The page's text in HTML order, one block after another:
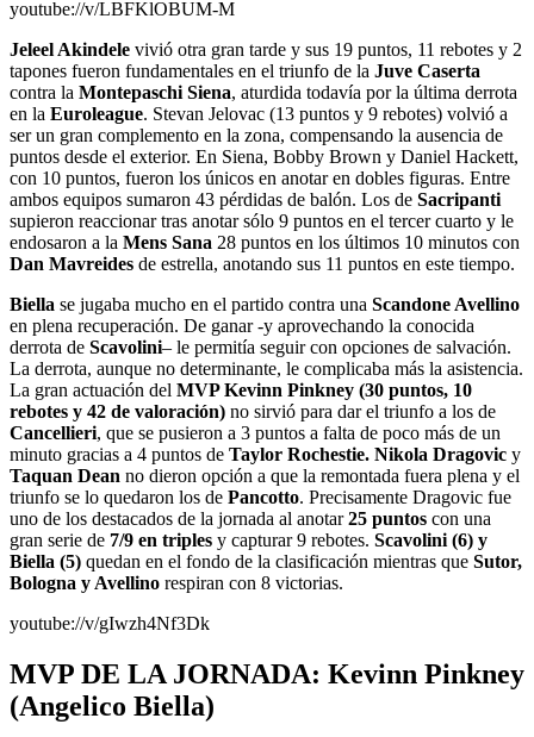
youtube://v/LBFKlOBUM-M
Jeleel Akindele vivió otra gran tarde y sus 19 puntos, 11 rebotes y 2
tapones fueron fundamentales en el triunfo de la Juve Caserta
contra la Montepaschi Siena, aturdida todavía por la última derrota
en la Euroleague. Stevan Jelovac (13 puntos y 9 rebotes) volvió a
ser un gran complemento en la zona, compensando la ausencia de
puntos desde el exterior. En Siena, Bobby Brown y Daniel Hackett,
con 10 puntos, fueron los únicos en anotar en dobles figuras. Entre
ambos equipos sumaron 43 pérdidas de balón. Los de Sacripanti
supieron reaccionar tras anotar sólo 9 puntos en el tercer cuarto y le
endosaron a la Mens Sana 28 puntos en los últimos 10 minutos con
Dan Mavreides de estrella, anotando sus 11 puntos en este tiempo.
Biella se jugaba mucho en el partido contra una Scandone Avellino
en plena recuperación. De ganar -y aprovechando la conocida
derrota de Scavolini– le permitía seguir con opciones de salvación.
La derrota, aunque no determinante, le complicaba más la asistencia.
La gran actuación del MVP Kevinn Pinkney (30 puntos, 10
rebotes y 42 de valoración) no sirvió para dar el triunfo a los de
Cancellieri, que se pusieron a 3 puntos a falta de poco más de un
minuto gracias a 4 puntos de Taylor Rochestie. Nikola Dragovic y
Taquan Dean no dieron opción a que la remontada fuera plena y el
triunfo se lo quedaron los de Pancotto. Precisamente Dragovic fue
uno de los destacados de la jornada al anotar25 puntos con una
gran serie de 7/9 en triples y capturar 9 rebotes. Scavolini (6) y
Biella (5) quedan en el fondo de la clasificación mientras que Sutor,
Bologna y Avellino respiran con 8 victorias.
youtube://v/gIwzh4Nf3Dk
MVP DE LA JORNADA: Kevinn Pinkney
(Angelico Biella)